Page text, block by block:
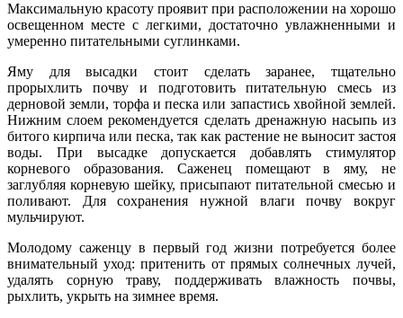
Максимальную красоту проявит при расположении на хорошо
освещенном месте с легкими, достаточно увлажненными и
умеренно питательными суглинками.
Яму для высадки стоит сделать заранее, тщательно
прорыхлить почву и подготовить питательную смесь из
дерновой земли, торфа и песка или запастись хвойной землей.
Нижним слоем рекомендуется сделать дренажную насыпь из
битого кирпича или песка, так как растение не выносит застоя
воды. При высадке допускается добавлять стимулятор
корневого образования. Саженец помещают в яму, не
заглубляя корневую шейку, присыпают питательной смесью и
поливают. Для сохранения нужной влаги почву вокруг
мульчируют.
Молодому саженцу в первый год жизни потребуется более
внимательный уход: притенить от прямых солнечных лучей,
удалять сорную траву, поддерживать влажность почвы,
рыхлить, укрыть на зимнее время.